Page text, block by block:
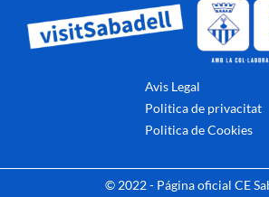
Avis Legal
Politica de privacitat
Politica de Cookies
© 2022 - Página oficial CE